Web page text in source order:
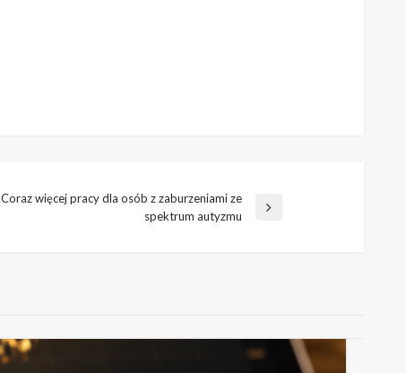
Coraz więcej pracy dla osób z zaburzeniami ze
spektrum autyzmu